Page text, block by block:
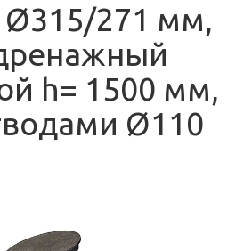
Ø315/271 мм,
h= 1500 мм,
Ø110